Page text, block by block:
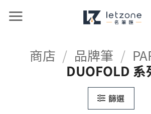
商店 / 品牌筆 /
DUOFOLD 系
篩選